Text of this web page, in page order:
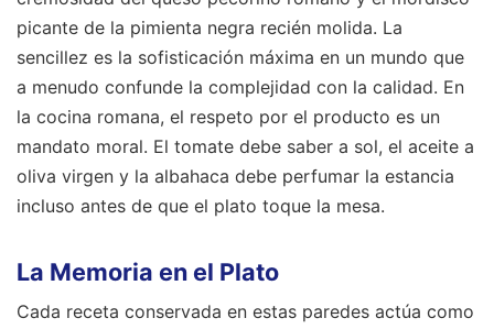
picante de la pimienta negra recién molida. La
sencillez es la sofisticación máxima en un mundo que
a menudo confunde la complejidad con la calidad. En
la cocina romana, el respeto por el producto es un
mandato moral. El tomate debe saber a sol, el aceite a
oliva virgen y la albahaca debe perfumar la estancia
incluso antes de que el plato toque la mesa.
La Memoria en el Plato
Cada receta conservada en estas paredes actúa como